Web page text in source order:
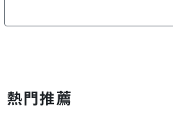
熱門推薦